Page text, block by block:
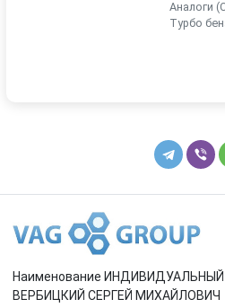
Аналоги
Турбо
Наименование
ВЕРБИЦКИЙ СЕРГЕЙ МИХАЙЛОВИЧ